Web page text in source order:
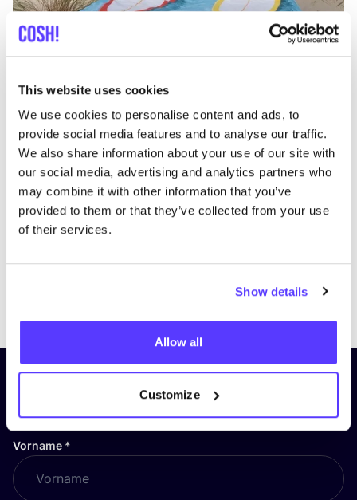
This website uses cookies
We use cookies to personalise content and ads, to
provide social media features and to analyse our traffic.
We also share information about your use of our site with
our social media, advertising and analytics partners who
may combine it with other information that you’ve
provided to them or that they’ve collected from your use
of their services.
Show details
Allow all
Customize
PreviousNext
Abonniere unseren Newsletter
und bleibe auf dem Laufenden!
Vorname *